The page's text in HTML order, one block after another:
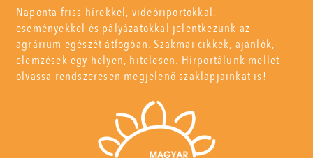
Naponta friss hírekkel, videóriportokkal,
eseményekkel és pályázatokkal jelentkezünk az
agrárium egészét átfogóan. Szakmai cikkek, ajánlók,
elemzések egy helyen, hitelesen. Hírportálunk mellet
olvassa rendszeresen megjelenő szaklapjainkat is!